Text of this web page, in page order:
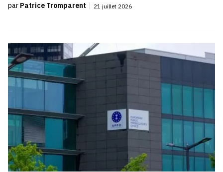
par Patrice Tromparent | 21 juillet 2026